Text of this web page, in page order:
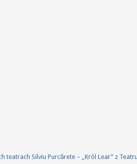
teatrach Silviu Purcărete – „Król Lear” z